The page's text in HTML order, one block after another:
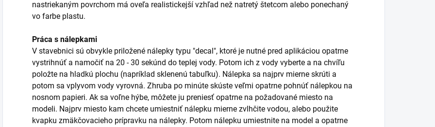
nastriekaným povrchom má oveľa realistickejší vzhľad než natretý štetcom alebo ponechaný
vo farbe plastu.
Práca s nálepkami
V stavebnici sú obvykle priložené nálepky typu "decal", ktoré je nutné pred aplikáciou opatrne
vystrihnúť a namočiť na 20 - 30 sekúnd do teplej vody. Potom ich z vody vyberte a na chvíľu
položte na hladkú plochu (napríklad sklenenú tabuľku). Nálepka sa najprv mierne skrúti a
potom sa vplyvom vody vyrovná. Zhruba po minúte skúste veľmi opatrne pohnúť nálepkou na
nosnom papieri. Ak sa voľne hýbe, môžete ju preniesť opatrne na požadované miesto na
modeli. Najprv miesto kam chcete umiestniť nálepku mierne zvlhčite vodou, alebo použite
kvapku zmäkčovacieho prípravku na nálepky. Potom nálepku umiestnite na model a opatrne